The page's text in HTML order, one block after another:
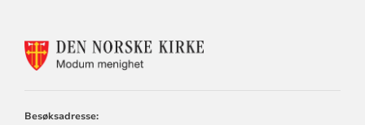
KONTAKTINFORMASJON
Besøksadresse: